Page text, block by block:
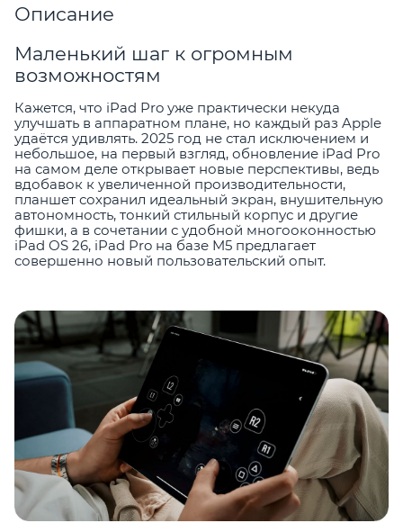
Описание
Маленький шаг к огромным
возможностям
Кажется, что iPad Pro уже практически некуда
улучшать в аппаратном плане, но каждый раз Apple
удаётся удивлять. 2025 год не стал исключением и
небольшое, на первый взгляд, обновление iPad Pro
на самом деле открывает новые перспективы, ведь
вдобавок к увеличенной производительности,
планшет сохранил идеальный экран, внушительную
автономность, тонкий стильный корпус и другие
фишки, а в сочетании с удобной многооконностью
iPad OS 26, iPad Pro на базе M5 предлагает
совершенно новый пользовательский опыт.